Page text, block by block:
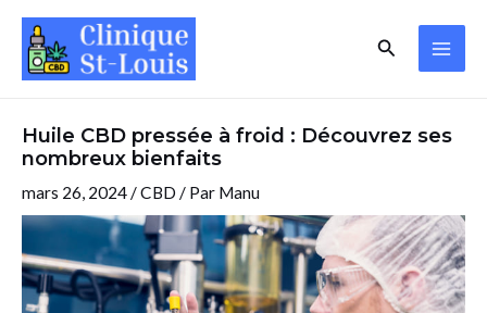
Aller
contenu
Rechercher
Huile CBD pressée à froid : Découvrez ses
nombreux bienfaits
mars 26, 2024/CBD / Par Manu
Navigation
des
articles